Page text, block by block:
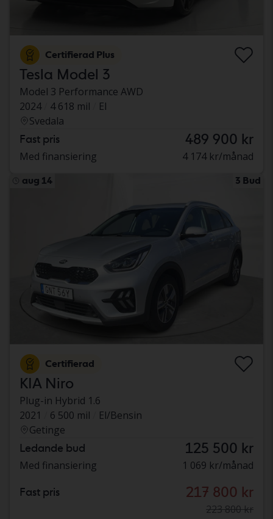
Certifierad Plus
Tesla Model 3
Model 3 Performance AWD
2024
4 618 mil
El
Svedala
Fast pris 489 900 kr
Med finansiering 4 174 kr/månad
aug 14 3 Bud
Certifierad
KIA Niro
Plug-in Hybrid 1.6
2021
6 500 mil
El/Bensin
Getinge
Ledande bud 125 500 kr
Med finansiering 1 069 kr/månad
Fast pris 217 800 kr
223 800 kr